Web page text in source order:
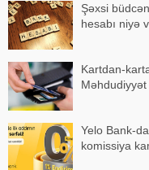
Şəxsi
hesabı niyə
Kartdan-
Yelo Bank-
komissiya